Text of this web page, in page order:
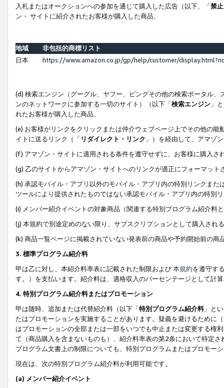
入札またはオークションへの参加を通じて購入した広告（以下、「禁
ン・ サイトに紹介されたお客様が購入した商品、
地域
非包括的商標リスト
日本
https://www.amazon.co.jp/gp/help/customer/
(d) 検索エンジン（グーグル、ヤフー、ビングその他の検索ポータル
ンのネットワークに参加する一切のサイト）（以下「検索エンジン 」
れたお客様が購入した商品、
(e) お客様がリンクをクリックまたは仲介ウェブページ上でその他の
イトに送るリンク（「 リダイレクト・リンク 」）を経由して、アマゾ
(f) アマゾン・サイトに適用される条件を遵守せずに、お客様に購入さ
(g) 乙のサイトからアマゾン・サイトへのリンクが適正にフォーマッ
(h) 承認モバイル・アプリ以外のモバイル・アプリ内の特別リンクま
ツールにより提供されたものではない承認モバイル・アプリ内の特別
(i) メンバー紹介イベントの対象商品（関連する特別プログラム紹介料
(j) 本規約で別途定めのない限り、サブスクリプションとして購入され
(k) 商品一覧ページに掲載されていない発表前の商品や予約開始前の商
3. 標準プログラム紹介料
甲は乙に対し、本紹介料率表に記載された制限および本規約を遵守す
す。）を支払います。紹介料は、適格収入のパーセンテージとして計
4. 特別プログラム紹介料またはプロモーション
甲は随時、追加または代替紹介料（以下「特別プログラム紹介料」と
たはプロモーションを実施することがあります。疑義を避けるために
はプロモーションの全部または一部をいつでも中止または変更する権
て（商品購入を含まないものも）、紹介料率表の第2条において特定
プログラム文書上の制限についても、特別プログラムまたはプロモー
現在は、次の特別プログラム紹介料が利用可能です。
(a) メンバー紹介イベント